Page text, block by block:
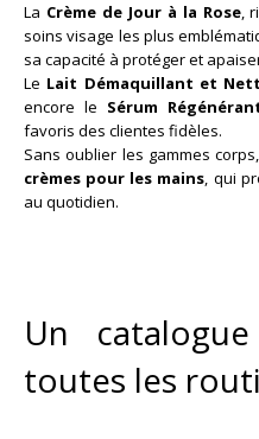
La Crème de Jour à la Rose,
soins visage les plus
sa capacité à protéger et
Le Lait Démaquillant et
encore le Sérum
favoris des clientes fidèles.
Sans oublier les gammes
crèmes pour les mains, qui
au quotidien.
Un
toutes les